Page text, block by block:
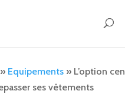
» Equipements» L’option
ses vêtements